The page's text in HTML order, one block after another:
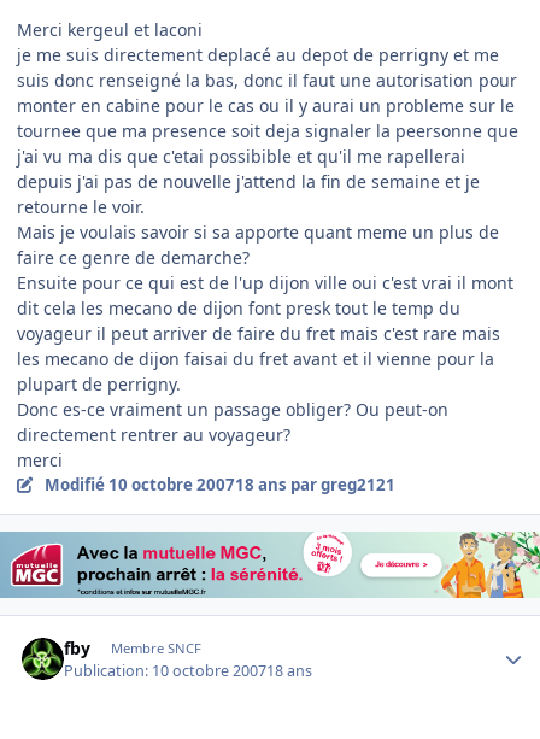
Merci kergeul et laconi
je me suis directement deplacé au depot de perrigny et me
suis donc renseigné la bas, donc il faut une autorisation pour
monter en cabine pour le cas ou il y aurai un probleme sur le
tournee que ma presence soit deja signaler la peersonne que
j'ai vu ma dis que c'etai possibible et qu'il me rapellerai
depuis j'ai pas de nouvelle j'attend la fin de semaine et je
retourne le voir.
Mais je voulais savoir si sa apporte quant meme un plus de
faire ce genre de demarche?
Ensuite pour ce qui est de l'up dijon ville oui c'est vrai il mont
dit cela les mecano de dijon font presk tout le temp du
voyageur il peut arriver de faire du fret mais c'est rare mais
les mecano de dijon faisai du fret avant et il vienne pour la
plupart de perrigny.
Donc es-ce vraiment un passage obliger? Ou peut-on
directement rentrer au voyageur?
merci
Modifié 10 octobre 200718 ans par greg2121
fby Membre SNCF
Publication: 10 octobre 200718 ans